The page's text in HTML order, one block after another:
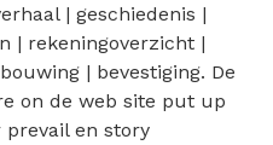
| geschiedenis |
| rekeningoverzicht |
| bevestiging. De
on de web site put up
en story